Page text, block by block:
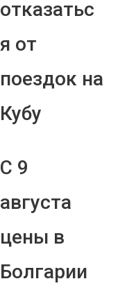
отказатьс
я от
поездок на
Кубу
С 9
августа
цены в
Болгарии